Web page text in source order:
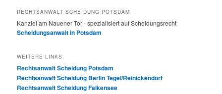
RECHTSANWALT SCHEIDUNG POTSDAM
Kanzlei am Nauener Tor - spezialisiert auf Scheidungsrecht
Scheidungsanwalt in Potsdam
WEITERE LINKS:
Rechtsanwalt Scheidung Potsdam
Rechtsanwalt Scheidung Berlin Tegel/Reinickendorf
Rechtsanwalt Scheidung Falkensee